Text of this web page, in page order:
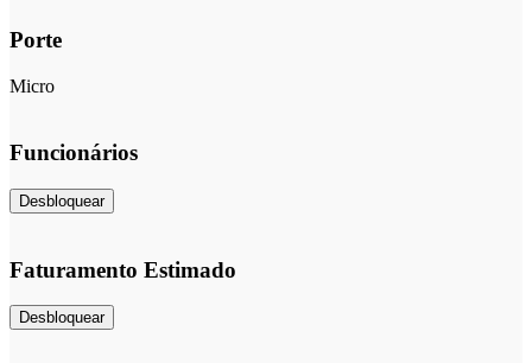
Porte
Micro
Funcionários
Desbloquear
Faturamento Estimado
Desbloquear